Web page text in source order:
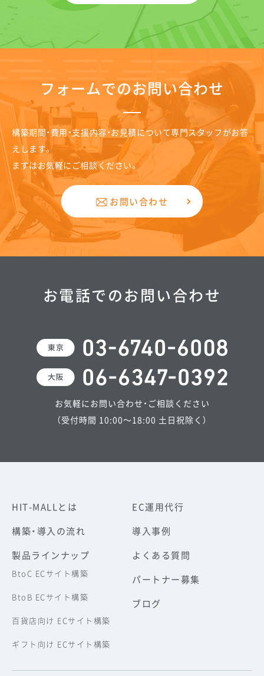
フォームでのお問い合わせ
構築期間・費用・支援内容・お見積について専門スタッフがお答
えします。
まずはお気軽にご相談ください。
お問い合わせ
お電話でのお問い合わせ
お気軽にお問い合わせ・ご相談ください
（受付時間 10:00～18:00 土日祝除く）
HIT-MALLとは
構築・導入の流れ
製品ラインナップ
BtoC ECサイト構築
BtoB ECサイト構築
百貨店向け ECサイト構築
ギフト向け ECサイト構築
EC運用代行
導入事例
よくある質問
パートナー募集
ブログ